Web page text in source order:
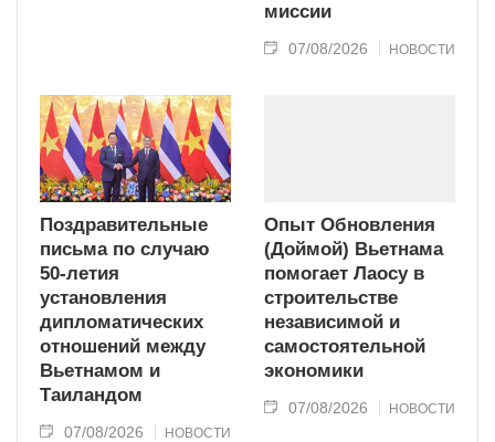
миссии
07/08/2026 НОВОСТИ
Поздравительные
письма по случаю
50-летия
установления
дипломатических
отношений между
Вьетнамом и
Таиландом
07/08/2026 НОВОСТИ
Опыт Обновления
(Доймой) Вьетнама
помогает Лаосу в
строительстве
независимой и
самостоятельной
экономики
07/08/2026 НОВОСТИ